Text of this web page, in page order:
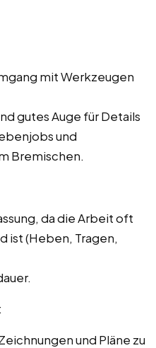
mit Werkzeugen
gutes Auge für Details
und
Bremischen.
da die Arbeit oft
ist (Heben, Tragen,
:
und Pläne zu